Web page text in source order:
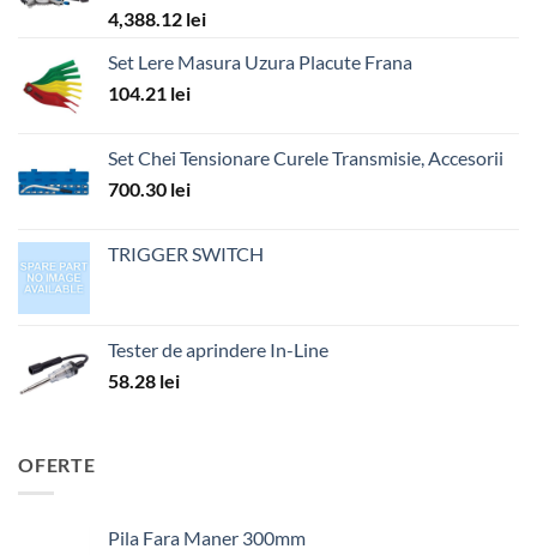
4,388.12 lei
Set Lere Masura Uzura Placute Frana
104.21 lei
Set Chei Tensionare Curele Transmisie, Accesorii
700.30 lei
TRIGGER SWITCH
Tester de aprindere In-Line
58.28 lei
OFERTE
Pila Fara Maner 300mm